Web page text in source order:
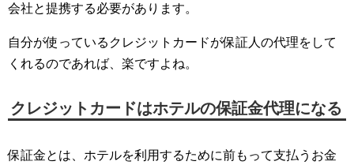
会社と提携する必要があります。
自分が使っているクレジットカードが保証人の代理をして
くれるのであれば、楽ですよね。
クレジットカードはホテルの保証金代理になる
保証金とは、ホテルを利用するために前もって支払うお金